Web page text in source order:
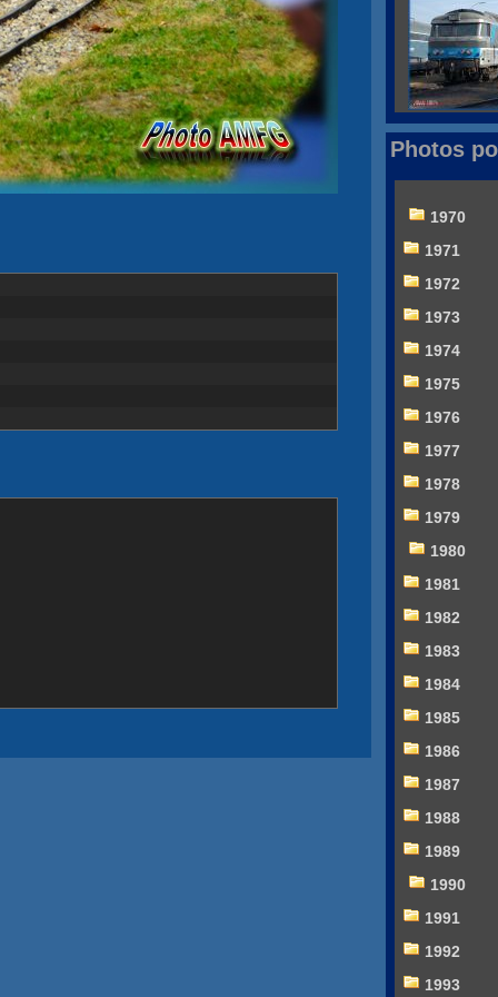
Photos
1970
1971
1972
1973
1974
1975
1976
1977
1978
1979
1980
1981
1982
1983
1984
1985
1986
1987
1988
1989
1990
1991
1992
1993